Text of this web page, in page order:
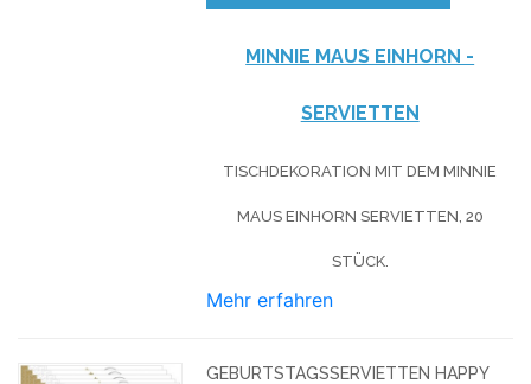
MINNIE MAUS EINHORN -
SERVIETTEN
TISCHDEKORATION MIT DEM MINNIE
MAUS EINHORN SERVIETTEN, 20
STÜCK.
Mehr erfahren
GEBURTSTAGSSERVIETTEN HAPPY